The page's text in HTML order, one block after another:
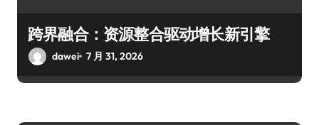
跨界融合：资源整合驱动增长新引擎
dawei 7 月 31, 2026